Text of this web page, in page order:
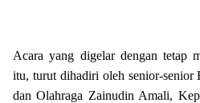
Acara yang digelar dengan tetap
itu, turut dihadiri oleh senior-senior
dan Olahraga Zainudin Amali,